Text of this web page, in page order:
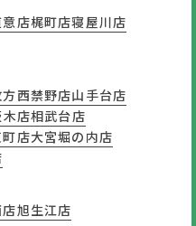
店梶町店寝屋川店
西禁野店山手台店
店相武台店
店大宮堀の内店
旭生江店